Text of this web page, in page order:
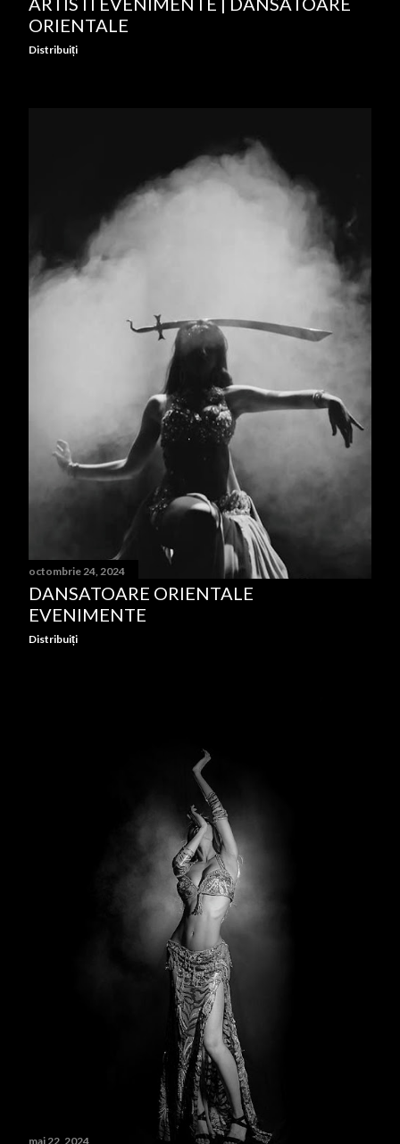
ORIENTALE
Distribuiți
octombrie 24, 2024
DANSATOARE ORIENTALE
EVENIMENTE
Distribuiți
mai 22, 2024